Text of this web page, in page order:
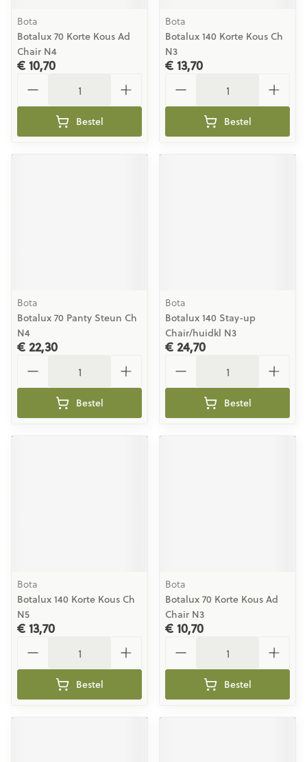
Bota
Botalux 70 Korte Kous Ad
Chair N4
€ 10,70
Bestel
Bota
Botalux 140 Korte Kous Ch
N3
€ 13,70
Bestel
Bota
Botalux 70 Panty Steun Ch
N4
€ 22,30
Bestel
Bota
Botalux 140 Stay-up
Chair/huidkl N3
€ 24,70
Bestel
Bota
Botalux 140 Korte Kous Ch
N5
€ 13,70
Bestel
Bota
Botalux 70 Korte Kous Ad
Chair N3
€ 10,70
Bestel